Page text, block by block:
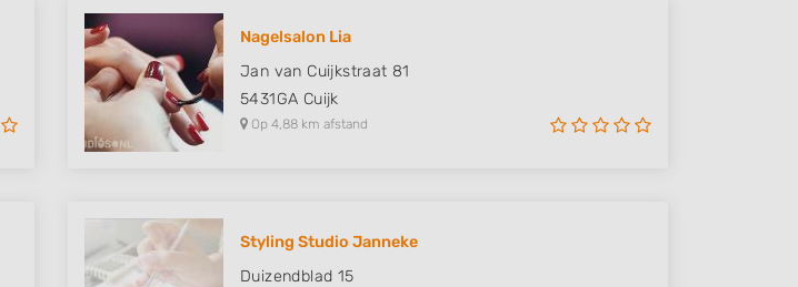
Nagelsalon Lia
Jan van Cuijkstraat 81
5431GA Cuijk
Op 4,88 km afstand
Styling Studio Janneke
Duizendblad 15